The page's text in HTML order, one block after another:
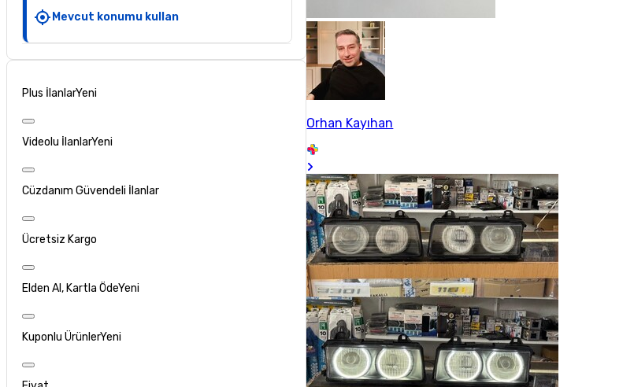
Mevcut konumu kullan
Plus İlanlarYeni
Videolu İlanlarYeni
Cüzdanım Güvendeli İlanlar
Ücretsiz Kargo
Elden Al, Kartla ÖdeYeni
Kuponlu ÜrünlerYeni
Orhan Kayıhan